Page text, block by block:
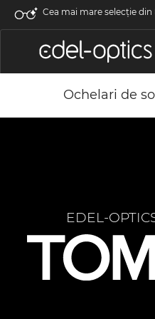
Cea mai mare selecție din
Ochelari de
EDEL-